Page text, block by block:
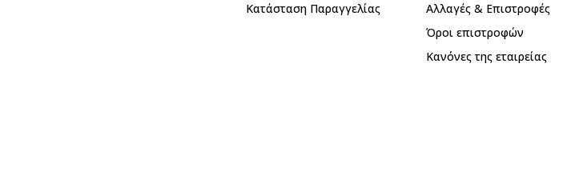
Κατάσταση Παραγγελίας
Αλλαγές & Επιστροφές
Όροι επιστροφών
Κανόνες της εταιρείας